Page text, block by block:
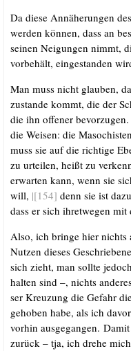
Da die­se Annä­he­run­gen des
wer­den kön­nen, dass an
sei­nen Nei­gun­gen nimmt,
vor­be­hält, ein­ge­stan­den
Man muss nicht glau­ben,
zustan­de kommt, die der
die ihn offe­ner
die Wei­sen: die
muss sie auf die rich­ti­ge
zu urtei­len, heißt zu
erwar­ten kann, wenn sie
will, |[154] denn sie ist
dass er sich ihret­we­gen
Also, ich brin­ge hier nichts
Nut­zen die­ses
sich zieht, man soll­te
hal­ten sind –, nichts
ser Kreu­zung die Gefahr
ge­ho­ben habe, als ich
vor­hin aus­ge­gan­gen.
zurück – tja, ich dre­he